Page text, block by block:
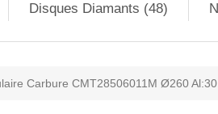
Disques Diamants (48)
Carbure CMT28506011M Ø260